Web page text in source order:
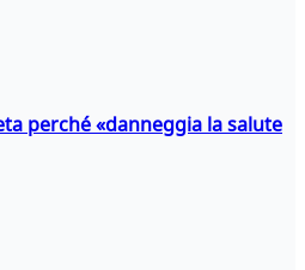
perché «danneggia la salute